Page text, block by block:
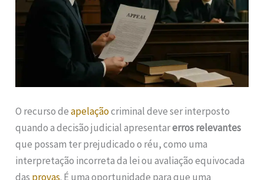
O recurso deapelaçãocriminal deve ser interposto
quando a decisão judicial apresentarerros relevantes
que possam ter prejudicado o réu, como uma
interpretação incorreta da lei ou avaliação equivocada
das provas. É uma oportunidade para que uma